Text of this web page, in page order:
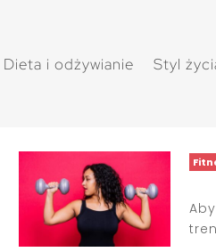
Dieta i odżywianie Styl